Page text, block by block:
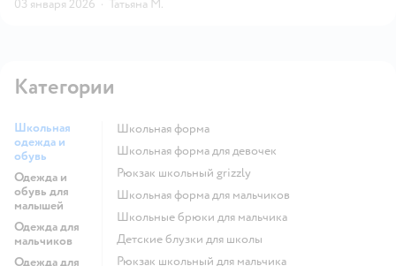
03 января 2026 · Татьяна М.
Категории
Школьная
одежда и
обувь
Одежда и
обувь для
малышей
Одежда для
мальчиков
Одежда для
Школьная форма
Школьная форма для девочек
Рюкзак школьный grizzly
Школьная форма для мальчиков
Школьные брюки для мальчика
Детские блузки для школы
Рюкзак школьный для мальчика